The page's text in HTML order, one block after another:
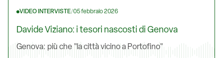
VIDEO INTERVISTE/05 febbraio 2026
Davide Viziano: i tesori nascosti di Genova
Genova: più che "la città vicino a Portofino"